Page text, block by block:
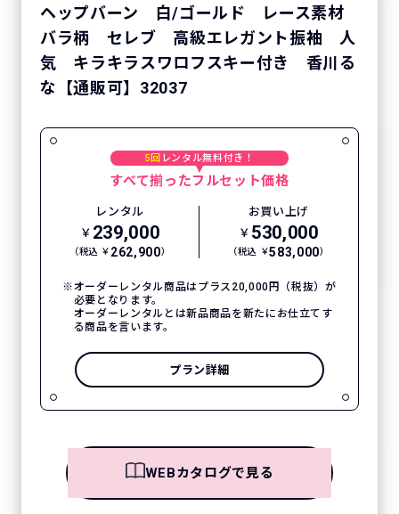
ヘップバーン 白/ゴールド レース素材
バラ柄 セレブ 高級エレガント振袖 人
気 キラキラスワロフスキー付き 香川る
な【通販可】32037
5回 レンタル無料付き！
すべて揃ったフルセット価格
レンタル
￥ 239,000
（税込 ￥ 262,900）
お買い上げ
￥ 530,000
（税込 ￥583,000）
オーダーレンタル商品はプラス20,000円（税抜）が
必要となります。
オーダーレンタルとは新品商品を新たにお仕立てす
る商品を言います。
プラン詳細
WEBカタログで見る